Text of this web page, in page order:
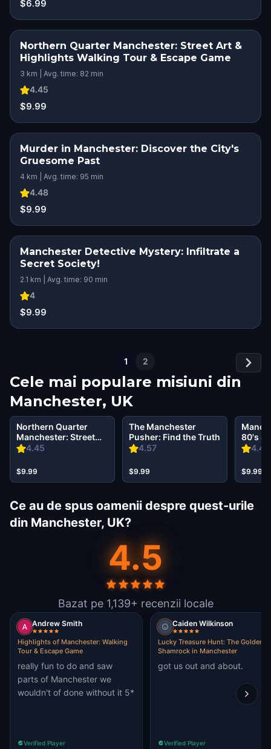
$6.99
Northern Quarter Manchester: Street Art &
Highlights Walking Tour & Escape Game
3 km | Avg. time: 82 min
4.45
$9.99
Murder in Manchester: Discover the City's
Gruesome Past
4 km | Avg. time: 95 min
4.48
$9.99
Manchester Detective Mystery: Infiltrate a
Secret Society!
2.1 km | Avg. time: 90 min
4
$9.99
1 2
Cele mai populare misiuni din
Manchester, UK
4.45
Northern Quarter
Manchester: Street
Art & Highlights
Escape Game
$9.99
4.57
The Manchester
Pusher: Find the Truth
$9.99
4.47
80's &
Tour
$9.99
Ce au de spus oamenii despre quest-urile
din Manchester, UK?
4.5
Bazat pe 1,139+ recenzii locale
Andrew Smith
Highlights of Manchester: Walking
Tour & Escape Game
really fun to do and saw
parts of Manchester we
wouldn't of done without it 5*
Verified Player
Caiden Wilkinson
Lucky Treasure Hunt: The Golden
Shamrock in Manchester
got us out and about.
Verified Player